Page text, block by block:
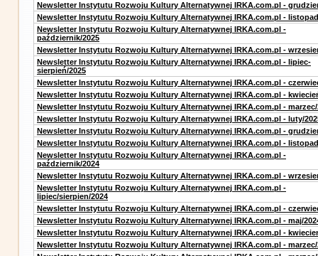
Newsletter Instytutu Rozwoju Kultury Alternatywnej IRKA.com.pl -
Newsletter Instytutu Rozwoju Kultury Alternatywnej IRKA.com.pl -
Newsletter Instytutu Rozwoju Kultury Alternatywnej IRKA.com.pl -
październik/2025
Newsletter Instytutu Rozwoju Kultury Alternatywnej IRKA.com.pl -
Newsletter Instytutu Rozwoju Kultury Alternatywnej IRKA.com.pl - lipiec-
sierpień/2025
Newsletter Instytutu Rozwoju Kultury Alternatywnej IRKA.com.pl -
Newsletter Instytutu Rozwoju Kultury Alternatywnej IRKA.com.pl -
Newsletter Instytutu Rozwoju Kultury Alternatywnej IRKA.com.pl - marzec/
Newsletter Instytutu Rozwoju Kultury Alternatywnej IRKA.com.pl - luty/
Newsletter Instytutu Rozwoju Kultury Alternatywnej IRKA.com.pl -
Newsletter Instytutu Rozwoju Kultury Alternatywnej IRKA.com.pl -
Newsletter Instytutu Rozwoju Kultury Alternatywnej IRKA.com.pl -
październik/2024
Newsletter Instytutu Rozwoju Kultury Alternatywnej IRKA.com.pl -
Newsletter Instytutu Rozwoju Kultury Alternatywnej IRKA.com.pl -
lipiec/sierpien/2024
Newsletter Instytutu Rozwoju Kultury Alternatywnej IRKA.com.pl -
Newsletter Instytutu Rozwoju Kultury Alternatywnej IRKA.com.pl - maj/
Newsletter Instytutu Rozwoju Kultury Alternatywnej IRKA.com.pl -
Newsletter Instytutu Rozwoju Kultury Alternatywnej IRKA.com.pl - marzec/